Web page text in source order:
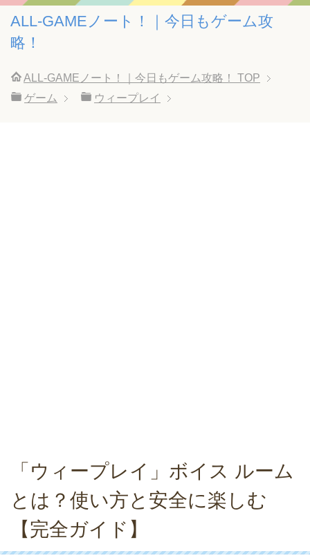
ALL-GAMEノート！｜今日もゲーム攻
略！
ALL-GAMEノート！｜今日もゲーム攻略！
TOP
ゲーム
ウィープレイ
「ウィープレイ」ボイス ルーム
とは？使い方と安全に楽しむ
【完全ガイド】